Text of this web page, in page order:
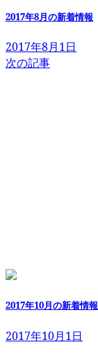
2017年8月の新着情報
2017年8月1日
次の記事
2017年10月の新着情報
2017年10月1日